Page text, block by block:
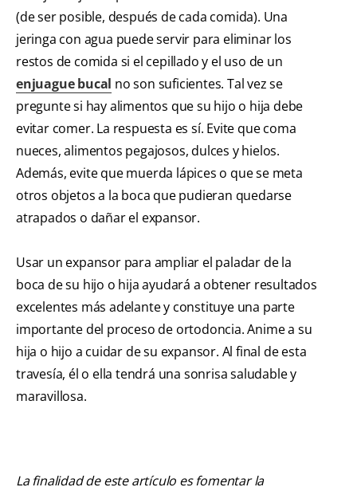
(de ser posible, después de cada comida). Una
jeringa con agua puede servir para eliminar los
restos de comida si el cepillado y el uso de un
enjuague bucal no son suficientes. Tal vez se
pregunte si hay alimentos que su hijo o hija debe
evitar comer. La respuesta es sí. Evite que coma
nueces, alimentos pegajosos, dulces y hielos.
Además, evite que muerda lápices o que se meta
otros objetos a la boca que pudieran quedarse
atrapados o dañar el expansor.
Usar un expansor para ampliar el paladar de la
boca de su hijo o hija ayudará a obtener resultados
excelentes más adelante y constituye una parte
importante del proceso de ortodoncia. Anime a su
hija o hijo a cuidar de su expansor. Al final de esta
travesía, él o ella tendrá una sonrisa saludable y
maravillosa.
La finalidad de este artículo es fomentar la